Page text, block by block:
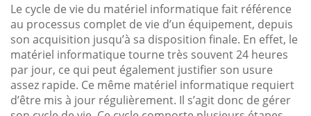
Le cycle de vie du matériel informatique fait référence
au processus complet de vie d’un équipement, depuis
son acquisition jusqu’à sa disposition finale. En effet, le
matériel informatique tourne très souvent 24 heures
par jour, ce qui peut également justifier son usure
assez rapide. Ce même matériel informatique requiert
d’être mis à jour régulièrement. Il s’agit donc de gérer